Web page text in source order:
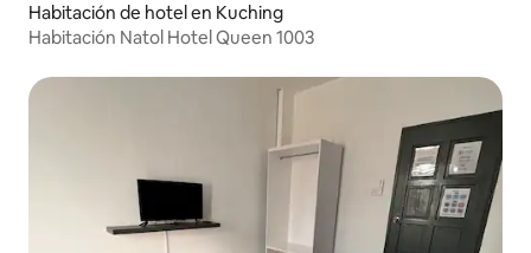
Habitación de hotel en Kuching
Habitación Natol Hotel Queen 1003